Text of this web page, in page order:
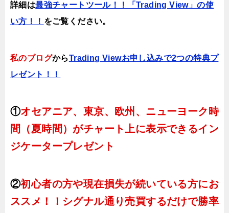
詳細は最強チャートツール！！「Trading View」の使
い方！！ をご覧ください。
私のブログからTrading Viewお申し込みで2つの特典プ
レゼント！！
①オセアニア、東京、欧州、ニューヨーク時
間（夏時間）がチャート上に表示できるイン
ジケータープレゼント
②初心者の方や現在損失が続いている方にお
ススメ！！シグナル通り売買するだけで勝率